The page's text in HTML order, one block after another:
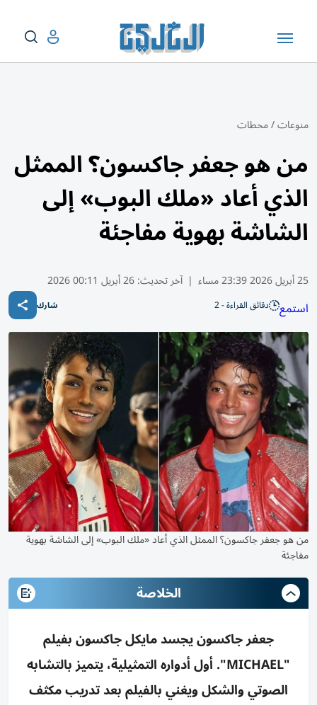
منوعات/محطات
من هو جعفر جاكسون؟ الممثل
الذي أعاد «ملك البوب» إلى
الشاشة بهوية مفاجئة
25 أبريل 2026 23:39 مساء | آخر تحديث:26 أبريل 00:11 2026
استمع دقائق القراءة - 2 شارك
من هو جعفر جاكسون؟ الممثل الذي أعاد «ملك البوب» إلى الشاشة بهوية
مفاجئة
الخلاصة
جعفر جاكسون يجسد مايكل جاكسون بفيلم
"MICHAEL". أول أدواره التمثيلية، يتميز بالتشابه
الصوتي والشكل ويغني بالفيلم بعد تدريب مكثف